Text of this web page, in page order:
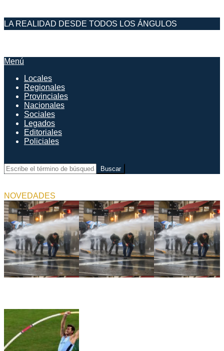
Saltar
al
LA REALIDAD DESDE TODOS LOS ÁNGULOS
Menú
navegación
principal
Menú
Locales
Regionales
Provinciales
Nacionales
Sociales
Legados
Editoriales
Policiales
Buscar
NOVEDADES